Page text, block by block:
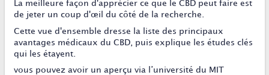
La meilleure façon d'apprécier ce que le CBD peut faire est
de jeter un coup d'œil du côté de la recherche.
Cette vue d'ensemble dresse la liste des principaux
avantages médicaux du CBD, puis explique les études clés
qui les étayent.
vous pouvez avoir un aperçu via l’université du MIT